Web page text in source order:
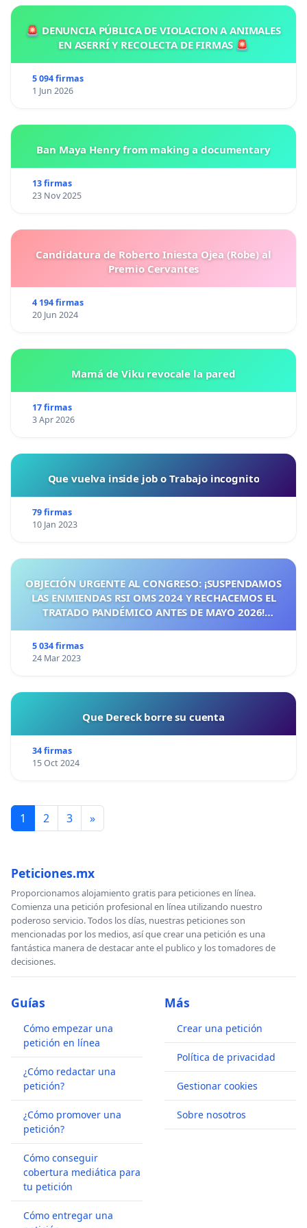
Les agradecemos a todos por el apoyo, en todos
los medios y formas, cualquier consulta 661923121
🚨 DENUNCIA PÚBLICA DE VIOLACION A ANIMALES
EN ASERRÍ Y RECOLECTA DE FIRMAS 🚨
5 094 firmas
1 Jun 2026
Ban Maya Henry from making a documentary
13 firmas
23 Nov 2025
Candidatura de Roberto Iniesta Ojea (Robe) al
Premio Cervantes
4 194 firmas
20 Jun 2024
Mamá de Viku revocale la pared
17 firmas
3 Apr 2026
Que vuelva inside job o Trabajo incognito
79 firmas
10 Jan 2023
OBJECIÓN URGENTE AL CONGRESO: ¡SUSPENDAMOS
LAS ENMIENDAS RSI OMS 2024 Y RECHACEMOS EL
TRATADO PANDÉMICO ANTES DE MAYO 2026!
5 034 firmas
24 Mar 2023
Que Dereck borre su cuenta
34 firmas
15 Oct 2024
1 2 3 »
Peticiones.mx
Proporcionamos alojamiento gratis para peticiones en línea.
Comienza una petición profesional en línea utilizando nuestro
poderoso servicio. Todos los días, nuestras peticiones son
mencionadas por los medios, así que crear una petición es una
fantástica manera de destacar ante el publico y los tomadores de
decisiones.
Guías
Cómo empezar una
petición en línea
¿Cómo redactar una
petición?
¿Cómo promover una
petición?
Cómo conseguir
cobertura mediática para
tu petición
Cómo entregar una
Más
Crear una petición
Política de privacidad
Gestionar cookies
Sobre nosotros